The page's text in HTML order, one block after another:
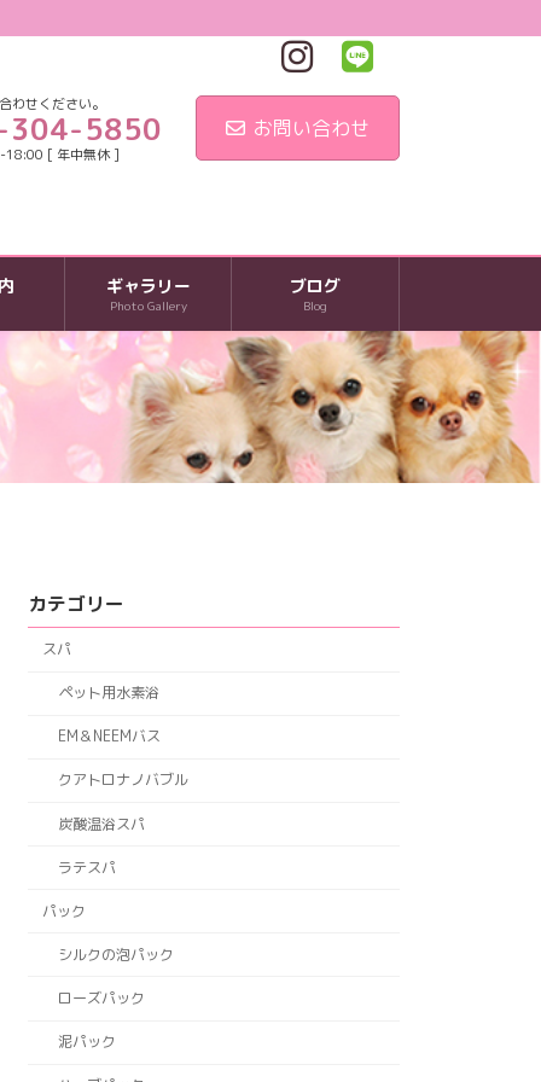
わせください。
304-5850
18:00 [ 年中無休 ]
お問い合わせ
ギャラリー
Photo Gallery
ブログ
Blog
カテゴリー
スパ
ペット用水素浴
EM＆NEEMバス
クアトロナノバブル
炭酸温浴スパ
ラテスパ
パック
シルクの泡パック
ローズパック
泥パック